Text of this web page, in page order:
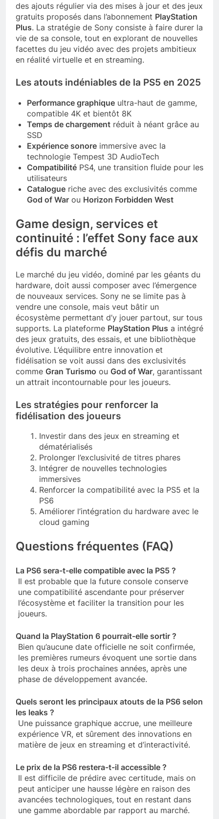
des ajouts régulier via des mises à jour et des jeux
gratuits proposés dans l’abonnement PlayStation
Plus. La stratégie de Sony consiste à faire durer la
vie de sa console, tout en explorant de nouvelles
facettes du jeu vidéo avec des projets ambitieux
en réalité virtuelle et en streaming.
Les atouts indéniables de la PS5 en 2025
Performance graphique ultra-haut de gamme,
compatible 4K et bientôt 8K
Temps de chargement réduit à néant grâce au
SSD
Expérience sonore immersive avec la
technologie Tempest 3D AudioTech
Compatibilité PS4, une transition fluide pour les
utilisateurs
Catalogue riche avec des exclusivités comme
God of War ou Horizon Forbidden West
Game design, services et
continuité : l’effet Sony face aux
défis du marché
Le marché du jeu vidéo, dominé par les géants du
hardware, doit aussi composer avec l’émergence
de nouveaux services. Sony ne se limite pas à
vendre une console, mais veut bâtir un
écosystème permettant d’y jouer partout, sur tous
supports. La plateforme PlayStation Plus a intégré
des jeux gratuits, des essais, et une bibliothèque
évolutive. L’équilibre entre innovation et
fidélisation se voit aussi dans des exclusivités
comme Gran Turismo ou God of War, garantissant
un attrait incontournable pour les joueurs.
Les stratégies pour renforcer la
fidélisation des joueurs
Investir dans des jeux en streaming et
dématérialisés
Prolonger l’exclusivité de titres phares
Intégrer de nouvelles technologies
immersives
Renforcer la compatibilité avec la PS5 et la
PS6
Améliorer l’intégration du hardware avec le
cloud gaming
Questions fréquentes (FAQ)
La PS6 sera-t-elle compatible avec la PS5 ?
Il est probable que la future console conserve
une compatibilité ascendante pour préserver
l’écosystème et faciliter la transition pour les
joueurs.
Quand la PlayStation 6 pourrait-elle sortir ?
Bien qu’aucune date officielle ne soit confirmée,
les premières rumeurs évoquent une sortie dans
les deux à trois prochaines années, après une
phase de développement avancée.
Quels seront les principaux atouts de la PS6 selon
les leaks ?
Une puissance graphique accrue, une meilleure
expérience VR, et sûrement des innovations en
matière de jeux en streaming et d’interactivité.
Le prix de la PS6 restera-t-il accessible ?
Il est difficile de prédire avec certitude, mais on
peut anticiper une hausse légère en raison des
avancées technologiques, tout en restant dans
une gamme abordable par rapport au marché.